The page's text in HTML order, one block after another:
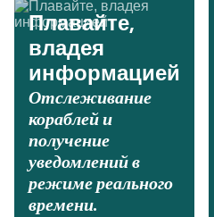
Плавайте,
владея
информацией
Отслеживание
кораблей и
получение
уведомлений в
режиме реального
времени.